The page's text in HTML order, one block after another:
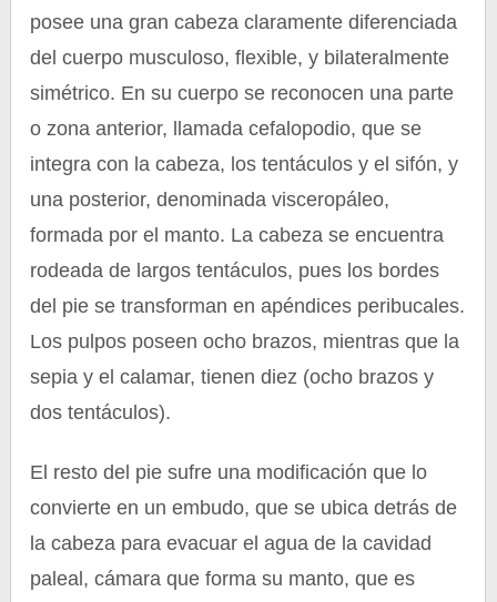
posee una gran cabeza claramente diferenciada
del cuerpo musculoso, flexible, y bilateralmente
simétrico. En su cuerpo se reconocen una parte
o zona anterior, llamada cefalopodio, que se
integra con la cabeza, los tentáculos y el sifón, y
una posterior, denominada visceropáleo,
formada por el manto. La cabeza se encuentra
rodeada de largos tentáculos, pues los bordes
del pie se transforman en apéndices peribucales.
Los pulpos poseen ocho brazos, mientras que la
sepia y el calamar, tienen diez (ocho brazos y
dos tentáculos).
El resto del pie sufre una modificación que lo
convierte en un embudo, que se ubica detrás de
la cabeza para evacuar el agua de la cavidad
paleal, cámara que forma su manto, que es